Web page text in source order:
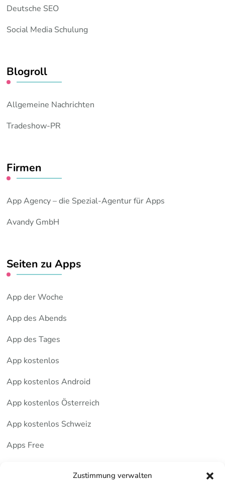
Zustimmung verwalten
Deutsche SEO
Social Media Schulung
Blogroll
Allgemeine Nachrichten
Tradeshow-PR
Firmen
App Agency – die Spezial-Agentur für Apps
Avandy GmbH
Seiten zu Apps
App der Woche
App des Abends
App des Tages
App kostenlos
App kostenlos Android
App kostenlos Österreich
App kostenlos Schweiz
Apps Free